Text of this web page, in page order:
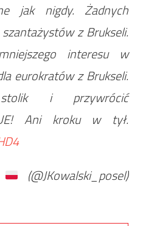
jak nigdy. Żadnych
z Brukseli.
interesu w
eurokratów z Brukseli.
i przywrócić
Ani kroku w tył.
(@JKowalski_posel)